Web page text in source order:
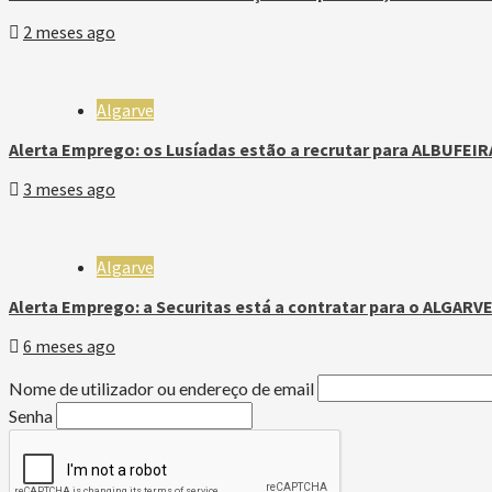
2 meses ago
Algarve
Alerta Emprego: os Lusíadas estão a recrutar para
3 meses ago
Algarve
Alerta Emprego: a Securitas está a contratar para o
6 meses ago
Nome de utilizador ou endereço de email
Senha